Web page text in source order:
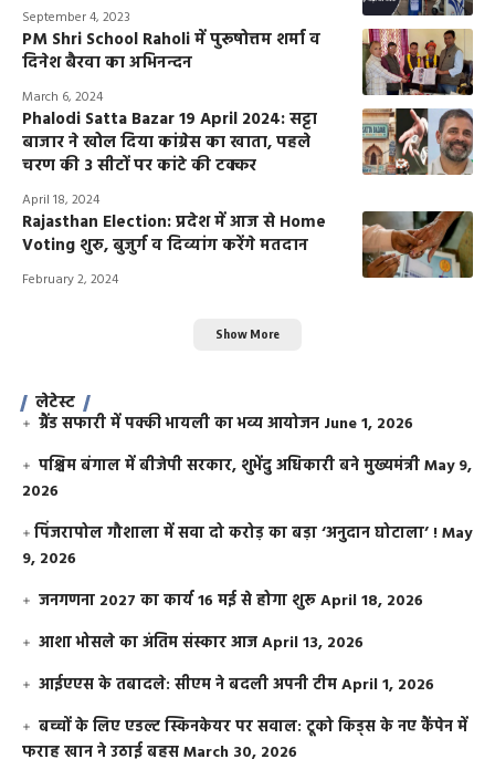
September 4, 2023
PM Shri School Raholi में पुरूषोत्तम शर्मा व
दिनेश बैरवा का अभिनन्दन
March 6, 2024
Phalodi Satta Bazar 19 April 2024: सट्टा
बाजार ने खोल दिया कांग्रेस का खाता, पहले
चरण की 3 सीटों पर कांटे की टक्कर
April 18, 2024
Rajasthan Election: प्रदेश में आज से Home
Voting शुरु, बुजुर्ग व दिव्यांग करेंगे मतदान
February 2, 2024
Show More
लेटेस्ट
ग्रैंड सफारी में पक्की भायली का भव्य आयोजन June 1, 2026
पश्चिम बंगाल में बीजेपी सरकार, शुभेंदु अधिकारी बने मुख्यमंत्रीMay 9,
2026
​पिंजरापोल गौशाला में सवा दो करोड़ का बड़ा ‘अनुदान घोटाला’ !May
9, 2026
जनगणना 2027 का कार्य 16 मई से होगा शुरूApril 18, 2026
आशा भोसले का अंतिम संस्कार आजApril 13, 2026
आईएएस के तबादले: सीएम ने बदली अपनी टीमApril 1, 2026
बच्चों के लिए एडल्ट स्किनकेयर पर सवाल: टूको किड्स के नए कैंपेन में
फराह खान ने उठाई बहसMarch 30, 2026